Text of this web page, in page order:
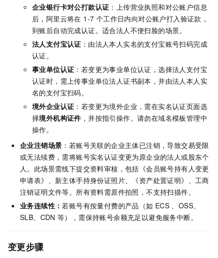
企业银行卡对公打款认证 ：上传营业执照和对公账户信息
后，阿里云将在 1-7 个工作日内向对公账户打入验证款，
到账后自动完成认证。适合法人不便扫脸的场景。
法人支付宝认证 ：由法人本人实名的支付宝账号扫码完成
认证。
事业单位认证 ：若变更为事业单位认证，选择法人支付宝
认证时，需上传事业单位法人证书副本，并由法人本人实
名的支付宝扫码。
境外企业认证 ：若变更为境外企业，需在实名认证页面选
择境外机构证件 ，并按指引操作。请勿在域名模板管理中
操作。
企业注销场景 ：若账号关联的企业主体已注销，导致交易受限
或无法续费，需将账号实名认证变更为原企业的法人或股东个
人。此场景需线下提交资料审核，包括《会员账号持有人变更
申请表》、新主体手持身份证照片、《资产处置证明》、工商
注销证明文件等。所有资料需原件拍照，不支持扫描件。
业务连续性：若账号有按量付费的产品（如 ECS 、OSS、
SLB、CDN 等），需保持账号余额充足以避免服务中断。
变更步骤